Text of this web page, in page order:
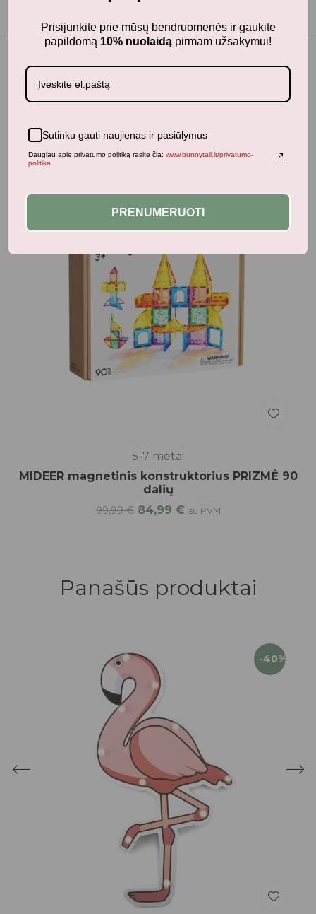
Jums taip pat gali patikti...
5-7 metai
MIDEER magnetinis konstruktorius PRIZMĖ 90
dalių
99,99€ 84,99 € su PVM
Panašūs produktai
-40%
Prisijunkite prie mūsų bendruomenės ir gaukite
papildomą 10% nuolaidą pirmam užsakymui!
Sutinku gauti naujienas ir pasiūlymus
Daugiau apie privatumo politiką rasite čia: www.bunnytail.lt/privatumo-
politika
PRENUMERUOTI